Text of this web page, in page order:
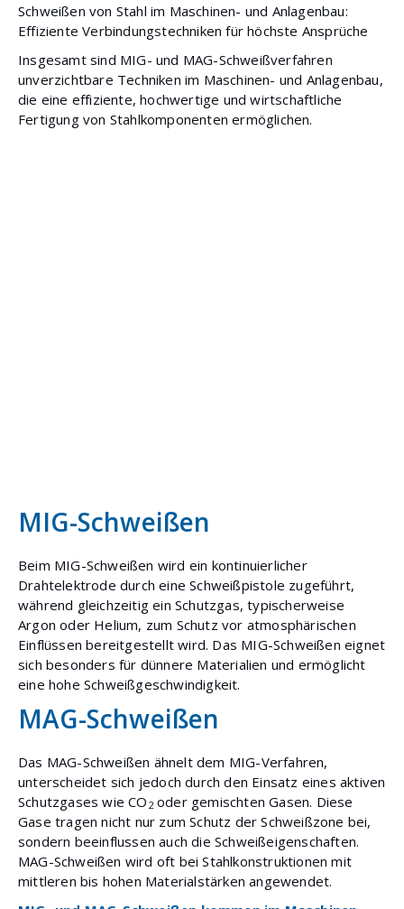
Schweißen von Stahl im Maschinen- und Anlagenbau:
Effiziente Verbindungstechniken für höchste Ansprüche
Insgesamt sind MIG- und MAG-Schweißverfahren
unverzichtbare Techniken im Maschinen- und Anlagenbau,
die eine effiziente, hochwertige und wirtschaftliche
Fertigung von Stahlkomponenten ermöglichen.
MIG-Schweißen
Beim MIG-Schweißen wird ein kontinuierlicher
Drahtelektrode durch eine Schweißpistole zugeführt,
während gleichzeitig ein Schutzgas, typischerweise
Argon oder Helium, zum Schutz vor atmosphärischen
Einflüssen bereitgestellt wird. Das MIG-Schweißen eignet
sich besonders für dünnere Materialien und ermöglicht
eine hohe Schweißgeschwindigkeit.
MAG-Schweißen
Das MAG-Schweißen ähnelt dem MIG-Verfahren,
unterscheidet sich jedoch durch den Einsatz eines aktiven
Schutzgases wie CO 2oder gemischten Gasen. Diese
Gase tragen nicht nur zum Schutz der Schweißzone bei,
sondern beeinflussen auch die Schweißeigenschaften.
MAG-Schweißen wird oft bei Stahlkonstruktionen mit
mittleren bis hohen Materialstärken angewendet.